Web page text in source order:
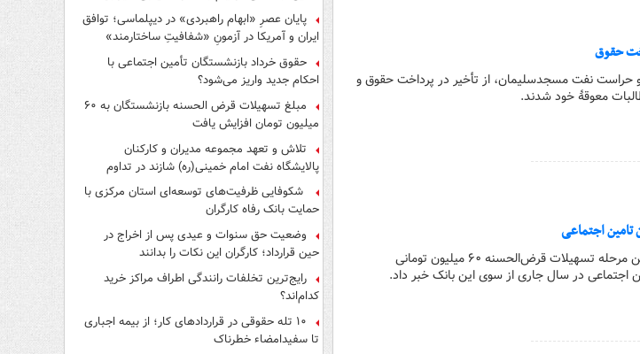
حقوق
و حراست نفت مسجدسلیمان، از تأخیر در پرداخت حقوق و
معوقۀ خود شدند.
کارگر آنلاین | مدیرعامل بانک رفاه کارگران از پرداخت اولین مرحله تسهیلات قرض‌الحسنه ۶۰ میلیون تومانی
در سال جاری از سوی این بانک خبر داد.
پایان عصرِ «ابهام راهبردی» در دیپلماسی؛ توافق
ایران و آمریکا در آزمونِ «شفافیتِ ساختارمند»
حقوق خرداد بازنشستگان تأمین اجتماعی با
احکام جدید واریز می‌شود؟
مبلغ تسهیلات قرض الحسنه بازنشستگان به ۶۰
میلیون تومان افزایش یافت
تلاش و تعهد مجموعه مدیران و کارکنان
پالایشگاه نفت امام خمینی(ره) شازند در تداوم
تولید در ایام جنگ رمضان، شایسته قدردانی است
شکوفایی ظرفیت‌های توسعه‌ای استان مرکزی با
حمایت بانک رفاه کارگران
وضعیت حق سنوات و عیدی پس از اخراج در
حین قرارداد؛ کارگران این نکات را بدانند
رایج‌ترین تخلفات رانندگی اطراف مراکز خرید
کدام‌اند؟
۱۰ تله حقوقی در قراردادهای کار؛ از بیمه اجباری
تا سفیدامضاء خطرناک